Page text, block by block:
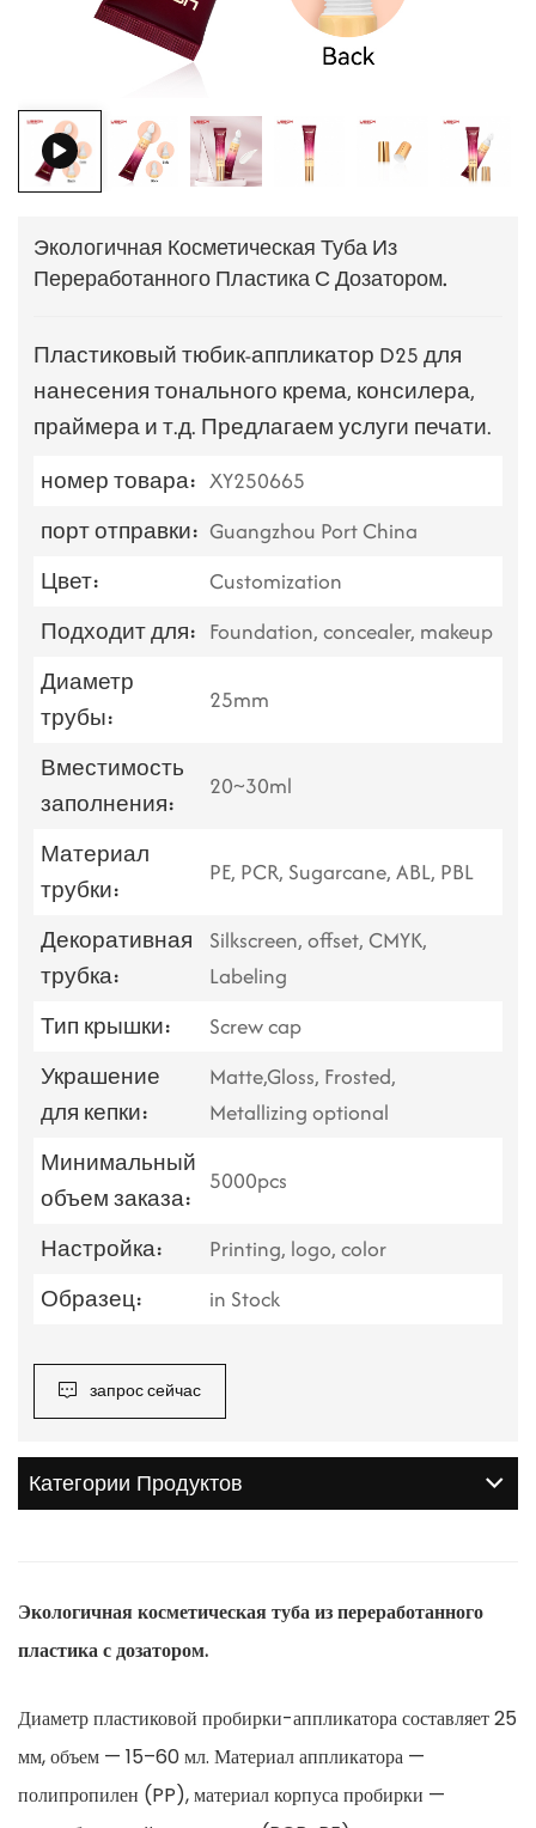
Экологичная Косметическая Туба Из
Переработанного Пластика С Дозатором.
Пластиковый тюбик-аппликатор D25 для
нанесения тонального крема, консилера,
праймера и т.д. Предлагаем услуги печати.
номер товара: XY250665
порт отправки: Guangzhou Port China
Цвет:
Customization
Подходит для: Foundation, concealer, makeup
Диаметр
трубы:
25mm
Вместимость
заполнения:
20~30ml
Материал
трубки:
PE, PCR, Sugarcane, ABL, PBL
Декоративная
трубка:
Silkscreen, offset, CMYK,
Labeling
Тип крышки:
Screw cap
Украшение
для кепки:
Matte,Gloss, Frosted,
Metallizing optional
Минимальный
объем заказа:
5000pcs
Настройка:
Printing, logo, color
Образец:
in Stock
запрос сейчас
Категории Продуктов
Экологичная косметическая туба из переработанного
пластика с дозатором.
Диаметр пластиковой пробирки-аппликатора составляет 25
мм, объем — 15–60 мл. Материал аппликатора —
полипропилен (PP), материал корпуса пробирки —